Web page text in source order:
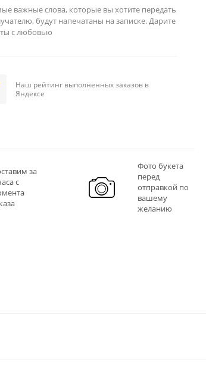
важные слова, которые вы хотите передать
будут напечатаны на записке. Дарите
с любовью
Наш рейтинг выполненных заказов в
Яндексе
за
с
Фото букета
перед
отправкой по
вашему
желанию